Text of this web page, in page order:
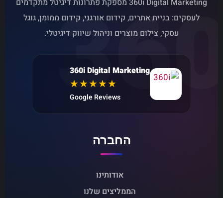
לעסקים: בניית אתרים, קידום אורגני, קידום ממומן, גוגל
עסקי, צילום מוצרים וניהול שיווק דיגיטלי.
360i Digital Marketing
★★★★★
Google Reviews
החברה
אודותינו
הממליצים שלנו